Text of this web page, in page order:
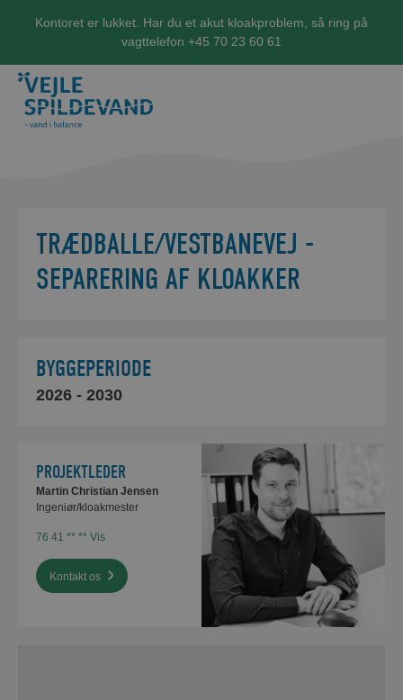
Kontoret er lukket. Har du et akut kloakproblem, så ring på
vagttelefon +45 70 23 60 61
TRÆDBALLE/VESTBANEVEJ -
SEPARERING AF KLOAKKER
BYGGEPERIODE
2026 - 2030
PROJEKTLEDER
Martin Christian Jensen
Ingeniør/kloakmester
76 41 ** ** Vis
Kontakt os